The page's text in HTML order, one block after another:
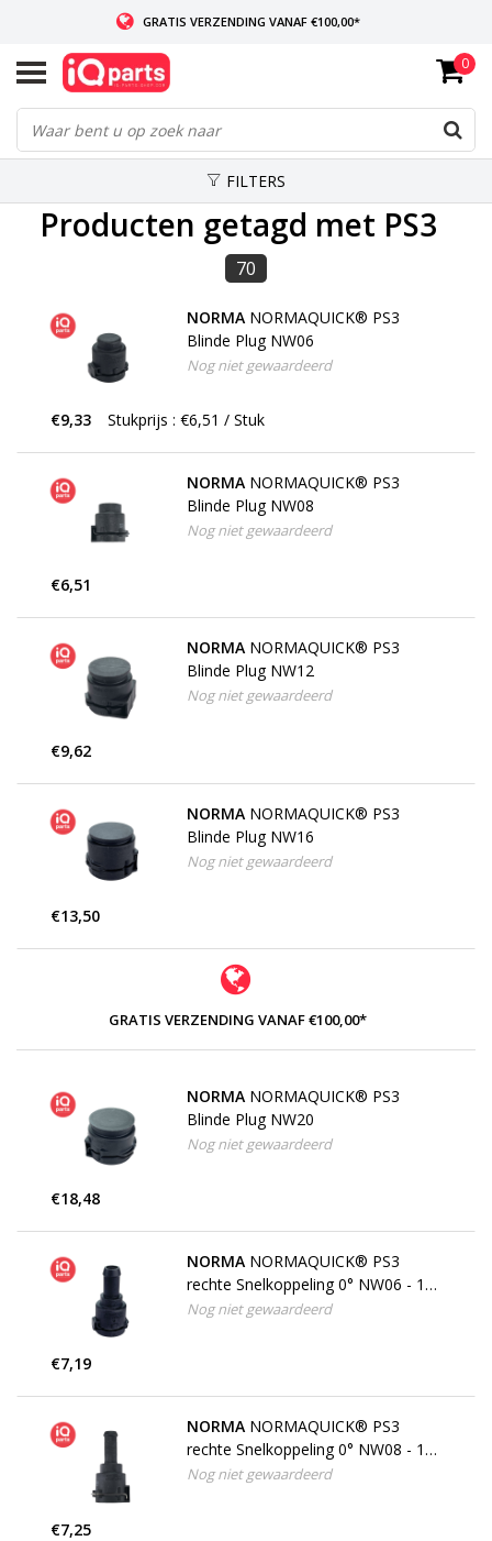
GRATIS VERZENDING VANAF €100,00*
INDIEN VOORRADIG: VOOR 14:00 BESTELD, ZELFDE DAG VERZONDEN
WERELDWIJDE LEVERING
0
FILTERS
Producten getagd met PS3
70
NORMA NORMAQUICK® PS3
Blinde Plug NW06
Nog niet gewaardeerd
€9,33 Stukprijs : €6,51 / Stuk
NORMA NORMAQUICK® PS3
Blinde Plug NW08
Nog niet gewaardeerd
€6,51
NORMA NORMAQUICK® PS3
Blinde Plug NW12
Nog niet gewaardeerd
€9,62
NORMA NORMAQUICK® PS3
Blinde Plug NW16
Nog niet gewaardeerd
€13,50
GRATIS VERZENDING VANAF €100,00*
NORMA NORMAQUICK® PS3
Blinde Plug NW20
Nog niet gewaardeerd
€18,48
NORMA NORMAQUICK® PS3
rechte Snelkoppeling 0° NW06 - 10
mm
Nog niet gewaardeerd
€7,19
NORMA NORMAQUICK® PS3
rechte Snelkoppeling 0° NW08 - 10
mm
Nog niet gewaardeerd
€7,25